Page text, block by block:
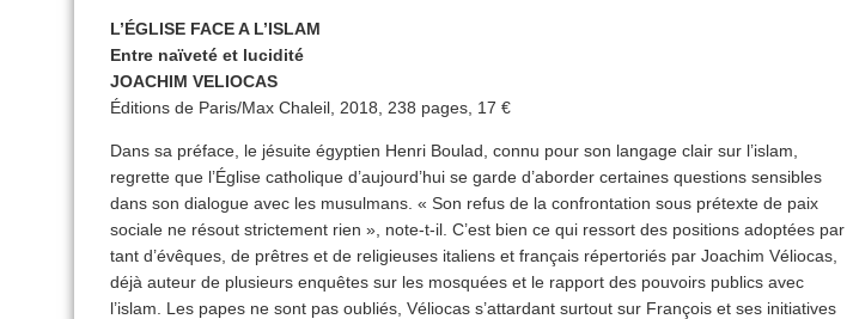
L’ÉGLISE FACE A L’ISLAM
Entre naïveté et lucidité
JOACHIM VELIOCAS
Éditions de Paris/Max Chaleil, 2018, 238 pages, 17 €
Dans sa préface, le jésuite égyptien Henri Boulad, connu pour son langage clair sur l’islam,
regrette que l’Église catholique d’aujourd’hui se garde d’aborder certaines questions sensibles
dans son dialogue avec les musulmans. « Son refus de la confrontation sous prétexte de paix
sociale ne résout strictement rien », note-t-il. C’est bien ce qui ressort des positions adoptées par
tant d’évêques, de prêtres et de religieuses italiens et français répertoriés par Joachim Véliocas,
déjà auteur de plusieurs enquêtes sur les mosquées et le rapport des pouvoirs publics avec
l’islam. Les papes ne sont pas oubliés, Véliocas s’attardant surtout sur François et ses initiatives